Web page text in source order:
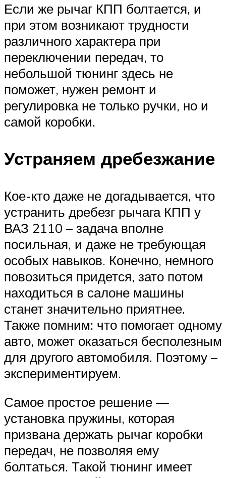
Если же рычаг КПП болтается, и
при этом возникают трудности
различного характера при
переключении передач, то
небольшой тюнинг здесь не
поможет, нужен ремонт и
регулировка не только ручки, но и
самой коробки.
Устраняем дребезжание
Кое-кто даже не догадывается, что
устранить дребезг рычага КПП у
ВАЗ 2110 – задача вполне
посильная, и даже не требующая
особых навыков. Конечно, немного
повозиться придется, зато потом
находиться в салоне машины
станет значительно приятнее.
Также помним: что помогает одному
авто, может оказаться бесполезным
для другого автомобиля. Поэтому –
экспериментируем.
Самое простое решение —
установка пружины, которая
призвана держать рычаг коробки
передач, не позволяя ему
болтаться. Такой тюнинг имеет